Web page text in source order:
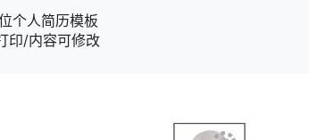
个人简历模板
印/内容可修改